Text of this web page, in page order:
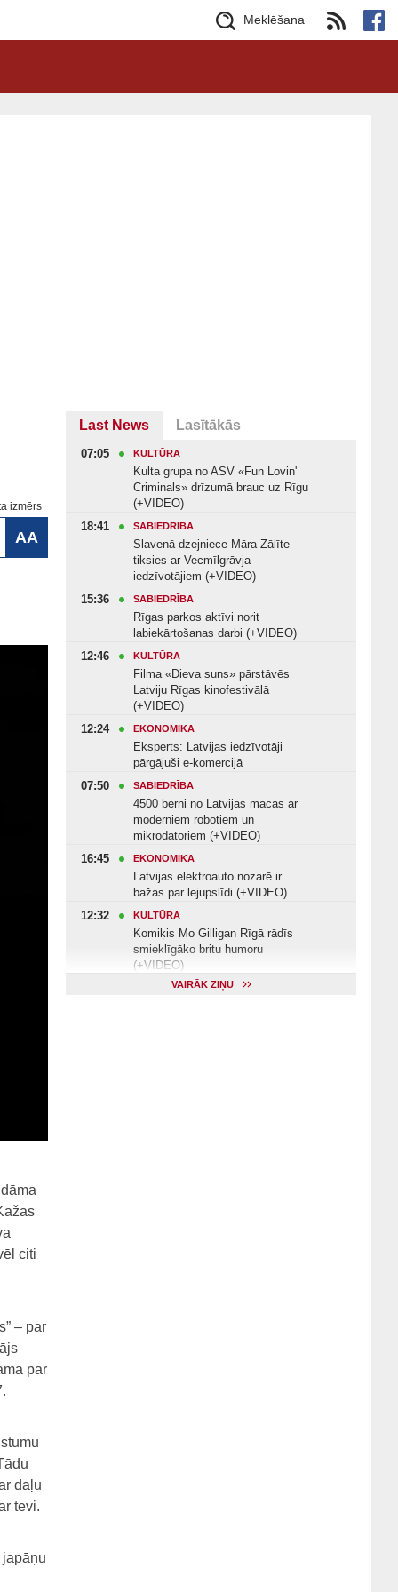
Meklēšana
izmērs
AA
citi
– par
par
daļu
tevi.
Last News Lasītākās
07:05 KULTŪRA
Kulta grupa no ASV «Fun Lovin'
Criminals» drīzumā brauc uz Rīgu
(+VIDEO)
18:41
SABIEDRĪBA
Slavenā dzejniece Māra Zālīte
tiksies ar Vecmīlgrāvja
iedzīvotājiem (+VIDEO)
15:36
SABIEDRĪBA
Rīgas parkos aktīvi norit
labiekārtošanas darbi (+VIDEO)
12:46
KULTŪRA
Filma «Dieva suns» pārstāvēs
Latviju Rīgas kinofestivālā
(+VIDEO)
12:24
EKONOMIKA
Eksperts: Latvijas iedzīvotāji
pārgājuši e-komercijā
07:50
SABIEDRĪBA
4500 bērni no Latvijas mācās ar
moderniem robotiem un
mikrodatoriem (+VIDEO)
16:45
EKONOMIKA
Latvijas elektroauto nozarē ir
bažas par lejupslīdi (+VIDEO)
12:32
KULTŪRA
Komiķis Mo Gilligan Rīgā rādīs
smieklīgāko britu humoru
(+VIDEO)
VESELĪBAVAIRĀK ZIŅU